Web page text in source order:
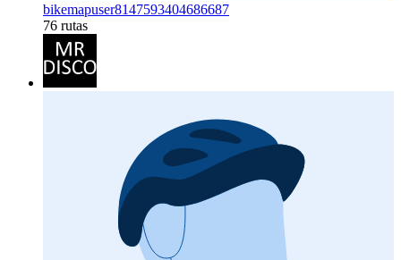
bikemapuser8147593404686687
76 rutas